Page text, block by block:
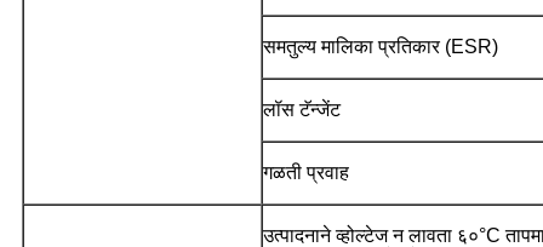
समतुल्य मालिका प्रतिकार (ESR)
लॉस टॅन्जेंट
गळती प्रवाह
उत्पादनाने व्होल्टेज न लावता ६०°C